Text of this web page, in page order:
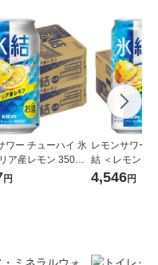
ワー チューハイ 氷
ア産レモン 350ml
本) 送料無料
円
レモンサワー
結 ＜レモン＞
4,546円